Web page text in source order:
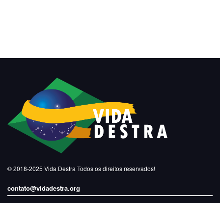
© 2018-2025 Vida Destra Todos os direitos reservados!
contato@vidadestra.org